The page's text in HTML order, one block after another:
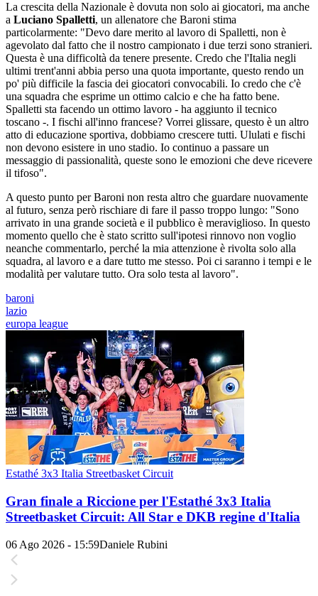
La crescita della Nazionale è dovuta non solo ai giocatori, ma anche
a Luciano Spalletti, un allenatore che Baroni stima
particolarmente: "Devo dare merito al lavoro di Spalletti, non è
agevolato dal fatto che il nostro campionato i due terzi sono stranieri.
Questa è una difficoltà da tenere presente. Credo che l'Italia negli
ultimi trent'anni abbia perso una quota importante, questo rendo un
po' più difficile la fascia dei giocatori convocabili. Io credo che c'è
una squadra che esprime un ottimo calcio e che ha fatto bene.
Spalletti sta facendo un ottimo lavoro - ha aggiunto il tecnico
toscano -. I fischi all'inno francese? Vorrei glissare, questo è un altro
atto di educazione sportiva, dobbiamo crescere tutti. Ululati e fischi
non devono esistere in uno stadio. Io continuo a passare un
messaggio di passionalità, queste sono le emozioni che deve ricevere
il tifoso".
A questo punto per Baroni non resta altro che guardare nuovamente
al futuro, senza però rischiare di fare il passo troppo lungo: "Sono
arrivato in una grande società e il pubblico è meraviglioso. In questo
momento quello che è stato scritto sull'ipotesi rinnovo non voglio
neanche commentarlo, perché la mia attenzione è rivolta solo alla
squadra, al lavoro e a dare tutto me stesso. Poi ci saranno i tempi e le
modalità per valutare tutto. Ora solo testa al lavoro".
baroni
lazio
europa league
Estathé 3x3 Italia Streetbasket Circuit
Gran finale a Riccione per l'Estathé 3x3 Italia
Streetbasket Circuit: All Star e DKB regine d'Italia
06 Ago 2026 - 15:59Daniele Rubini